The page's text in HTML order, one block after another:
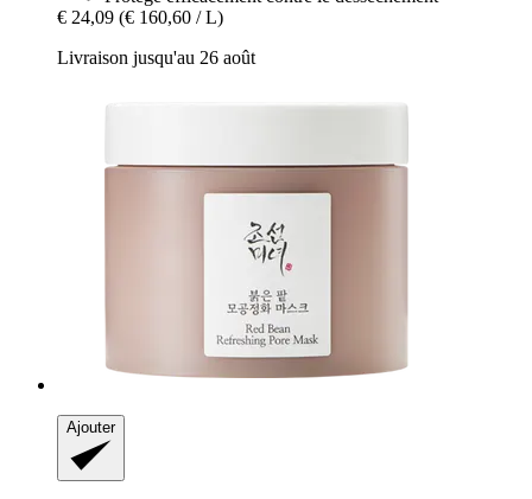
€ 24,09 (€ 160,60 / L)
Livraison jusqu'au 26 août
Ajouter